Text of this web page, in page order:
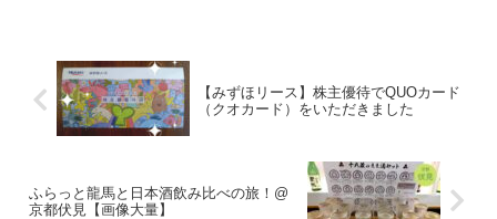
【みずほリース】株主優待でQUOカード
（クオカード）をいただきました
ふらっと龍馬と日本酒飲み比べの旅！@
京都伏見【画像大量】